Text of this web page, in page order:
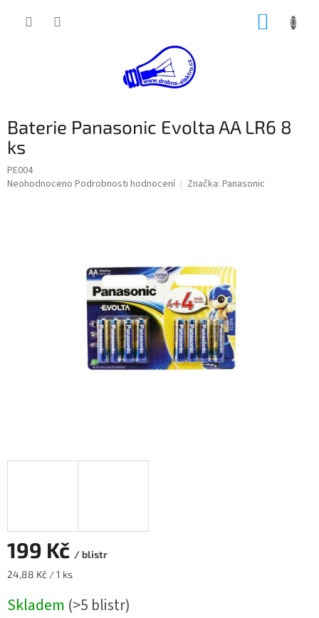
Baterie Panasonic Evolta AA LR6 8
ks
PE004
Průměrné
Neohodnoceno Podrobnosti hodnocení Značka: Panasonic
199 Kč / blistr
Měrná
24,88 Kč / 1 ks
Skladem (>5 blistr)